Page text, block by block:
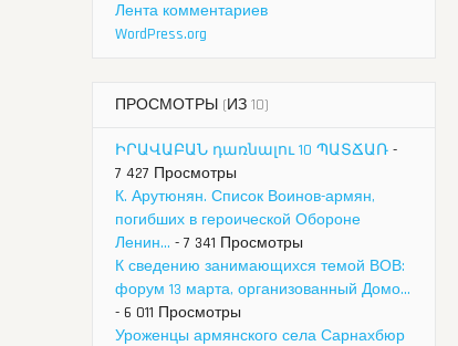
Лента комментариев
WordPress.org
ПРОСМОТРЫ (ИЗ 10)
ԻՐԱՎԱԲԱՆ դառնալու 10 ՊԱՏՃԱՌ -
7 427 Просмотры
К. Арутюнян. Список Воинов-армян,
погибших в героической Обороне
Ленин... - 7 341 Просмотры
К сведению занимающихся темой ВОВ:
форум 13 марта, организованный Домо...
- 6 011 Просмотры
Уроженцы армянского села Сарнахбюр